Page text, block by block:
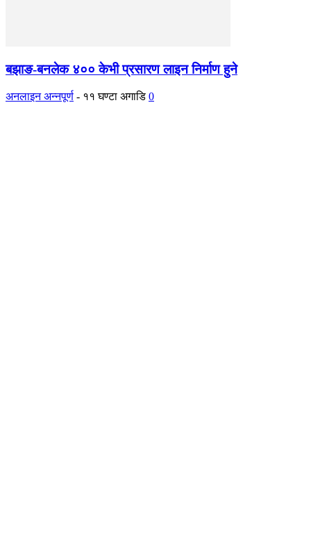
बझाङ-बनलेक ४०० केभी प्रसारण लाइन निर्माण हुने
अनलाइन अन्नपूर्ण - ११ घण्टा अगाडि 0